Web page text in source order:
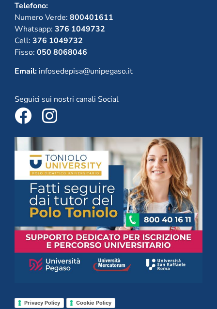
Telefono:
Numero Verde: 800401611
Whatsapp: 376 1049732
Cell: 376 1049732
Fisso: 050 8068046
Email: infosedepisa@unipegaso.it
Seguici sui nostri canali Social
Privacy Policy Cookie Policy